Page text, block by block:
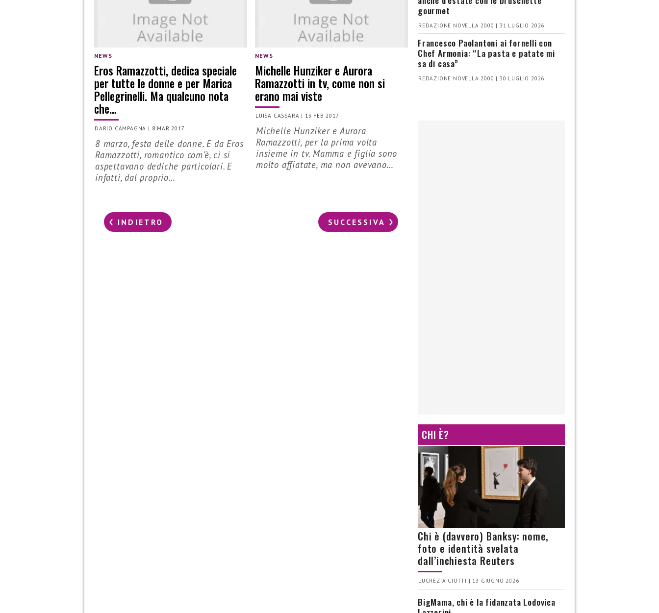
NEWS
Eros Ramazzotti, dedica speciale
per tutte le donne e per Marica
Pellegrinelli. Ma qualcuno nota
che…
DARIO CAMPAGNA | 8 MAR 2017
8 marzo, festa delle donne. E da Eros
Ramazzotti, romantico com’è, ci si
aspettavano dediche particolari. E
infatti, dal proprio…
NEWS
Michelle Hunziker e Aurora
Ramazzotti in tv, come non si
erano mai viste
LUISA CASSARÀ | 13 FEB 2017
Michelle Hunziker e Aurora
Ramazzotti, per la prima volta
insieme in tv. Mamma e figlia sono
molto affiatate, ma non avevano…
INDIETRO SUCCESSIVA
gourmet
REDAZIONE NOVELLA 2000 | 31 LUGLIO 2026
Francesco Paolantoni ai fornelli con
Chef Armonia: “La pasta e patate mi
sa di casa”
REDAZIONE NOVELLA 2000 | 30 LUGLIO 2026
CHI È?
Chi è (davvero) Banksy: nome,
foto e identità svelata
dall’inchiesta Reuters
LUCREZIA CIOTTI | 13 GIUGNO 2026
BigMama, chi è la fidanzata Lodovica